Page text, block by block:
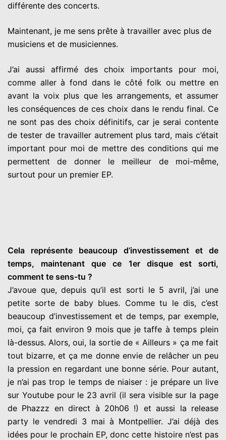
différente des concerts.
Maintenant, je me sens prête à travailler avec plus de
musiciens et de musiciennes.
J’ai aussi affirmé des choix importants pour moi,
comme aller à fond dans le côté folk ou mettre en
avant la voix plus que les arrangements, et assumer
les conséquences de ces choix dans le rendu final. Ce
ne sont pas des choix définitifs, car je serai contente
de tester de travailler autrement plus tard, mais c’était
important pour moi de mettre des conditions qui me
permettent de donner le meilleur de moi-même,
surtout pour un premier EP.
Cela représente beaucoup d’investissement et de
temps, maintenant que ce 1er disque est sorti,
comment te sens-tu ?
J’avoue que, depuis qu’il est sorti le 5 avril, j’ai une
petite sorte de baby blues. Comme tu le dis, c’est
beaucoup d’investissement et de temps, par exemple,
moi, ça fait environ 9 mois que je taffe à temps plein
là-dessus. Alors, oui, la sortie de « Ailleurs » ça me fait
tout bizarre, et ça me donne envie de relâcher un peu
la pression en regardant une bonne série. Pour autant,
je n’ai pas trop le temps de niaiser : je prépare un live
sur Youtube pour le 23 avril (il sera visible sur la page
de Phazzz en direct à 20h06 !) et aussi la release
party le vendredi 3 mai à Montpellier. J’ai déjà des
idées pour le prochain EP, donc cette histoire n’est pas